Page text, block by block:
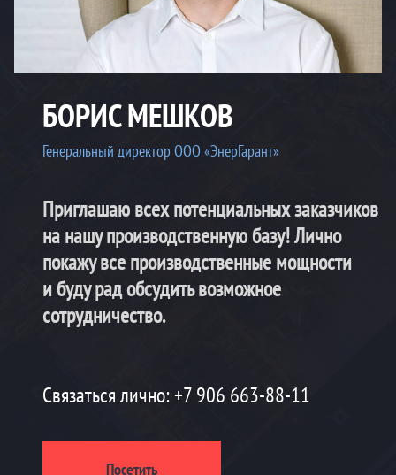
БОРИС МЕШКОВ
Генеральный директор ООО «ЭнерГарант»
Приглашаю всех потенциальных заказчиков
на нашу производственную базу! Лично
покажу все производственные мощности
и буду рад обсудить возможное
сотрудничество.
Связаться лично:+7 906 663-88-11
Посетить